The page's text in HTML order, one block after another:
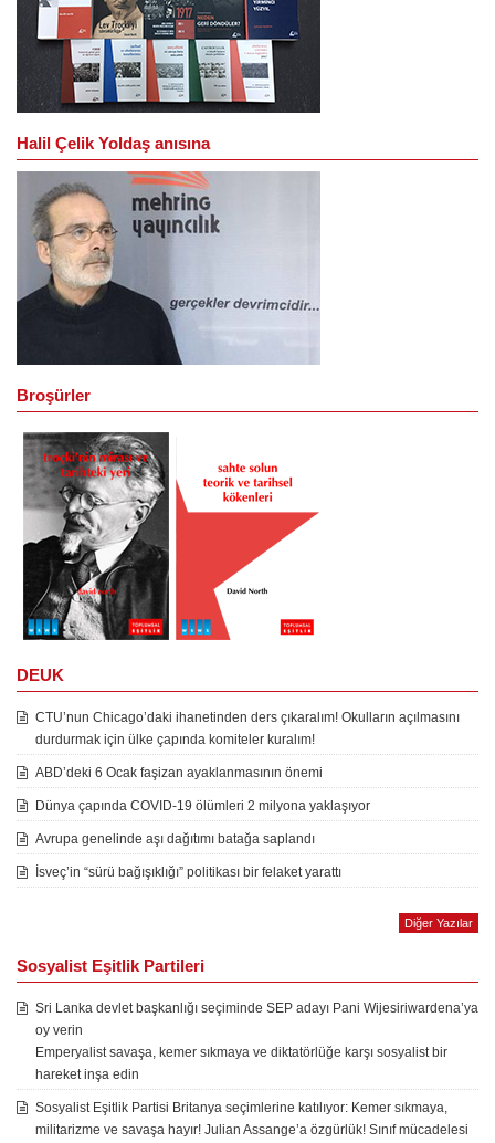
Halil Çelik Yoldaş anısına
Broşürler
DEUK
CTU’nun Chicago’daki ihanetinden ders çıkaralım! Okulların açılmasını
durdurmak için ülke çapında komiteler kuralım!
ABD’deki 6 Ocak faşizan ayaklanmasının önemi
Dünya çapında COVID-19 ölümleri 2 milyona yaklaşıyor
Avrupa genelinde aşı dağıtımı batağa saplandı
İsveç’in “sürü bağışıklığı” politikası bir felaket yarattı
Diğer Yazılar
Sosyalist Eşitlik Partileri
Sri Lanka devlet başkanlığı seçiminde SEP adayı Pani Wijesiriwardena’ya
oy verin
Emperyalist savaşa, kemer sıkmaya ve diktatörlüğe karşı sosyalist bir
hareket inşa edin
Sosyalist Eşitlik Partisi Britanya seçimlerine katılıyor: Kemer sıkmaya,
militarizme ve savaşa hayır! Julian Assange’a özgürlük! Sınıf mücadelesi